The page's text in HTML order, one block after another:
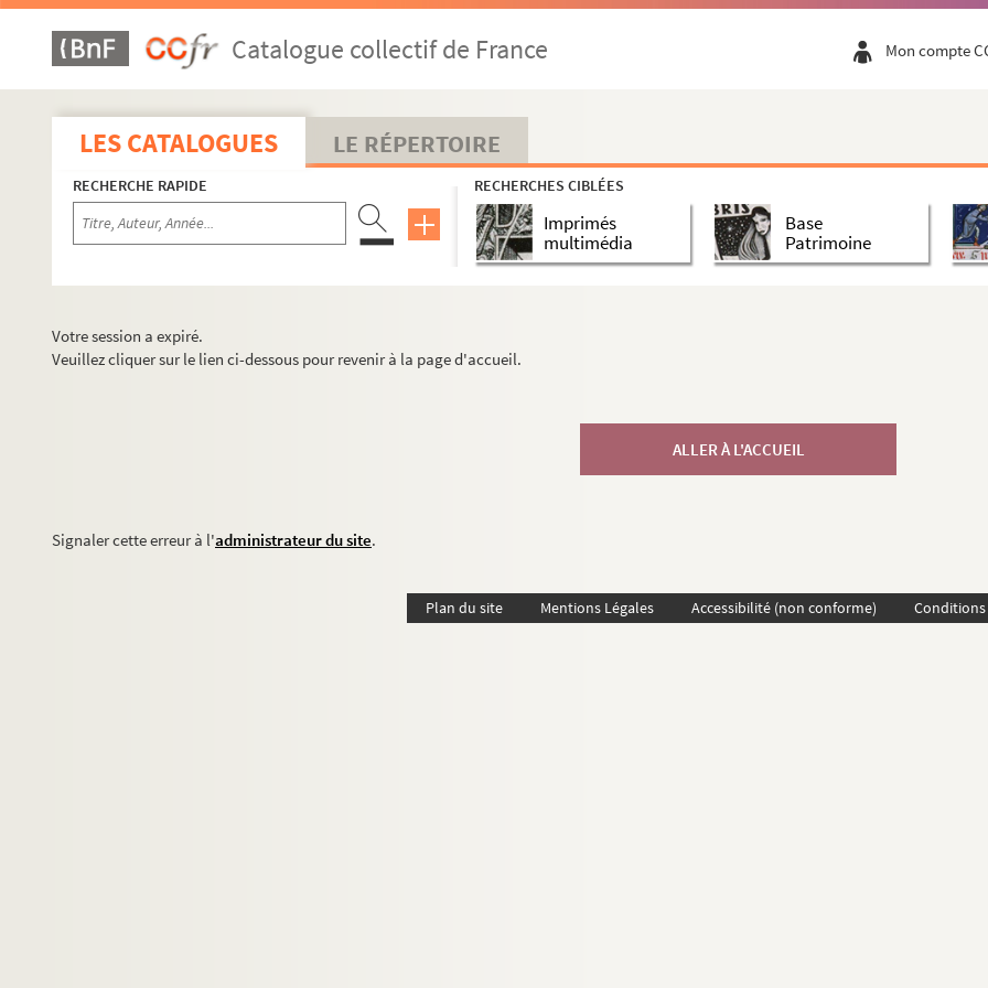
Catalogue collectif de France Mon compte
LES CATALOGUES LE RÉPERTOIRE
RECHERCHE RAPIDE RECHERCHES CIBLÉES
Imprimés
multimédia
Base
Patrimoine
Votre session a expiré.
Veuillez cliquer sur le lien ci-dessous pour revenir à la page d'accueil.
ALLER À L'ACCUEIL
Signaler cette erreur à l'administrateur du site.
Plan du site Mentions Légales Accessibilité (non conforme)